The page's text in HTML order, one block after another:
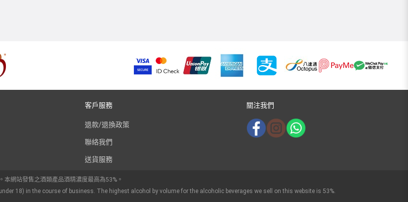
客戶服務
退款/退換政策
聯絡我們
送貨服務
關注我們
網站發售之酒類產品酒精濃度最高為53%。
18) in the course of business. The highest alcohol by volume for the alcoholic beverages we sell on this website is 53%.